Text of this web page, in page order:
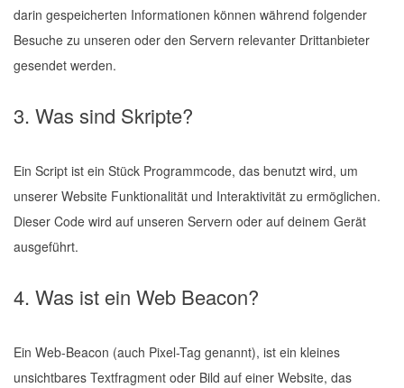
darin gespeicherten Informationen können während folgender
Besuche zu unseren oder den Servern relevanter Drittanbieter
gesendet werden.
3. Was sind Skripte?
Ein Script ist ein Stück Programmcode, das benutzt wird, um
unserer Website Funktionalität und Interaktivität zu ermöglichen.
Dieser Code wird auf unseren Servern oder auf deinem Gerät
ausgeführt.
4. Was ist ein Web Beacon?
Ein Web-Beacon (auch Pixel-Tag genannt), ist ein kleines
unsichtbares Textfragment oder Bild auf einer Website, das